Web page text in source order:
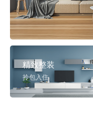
精致整装
拎包入住